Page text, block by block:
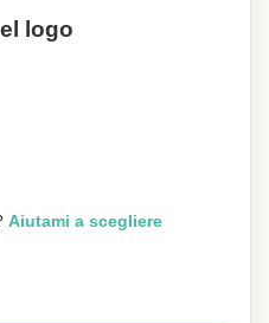
logo
Aiutami a scegliere